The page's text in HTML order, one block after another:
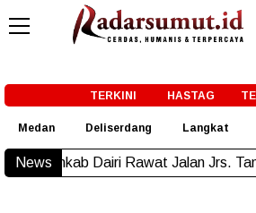
TERKINI HASTAG
Medan Deliserdang Langkat
News
Rawat Jalan Jrs. Tanjung Beringin